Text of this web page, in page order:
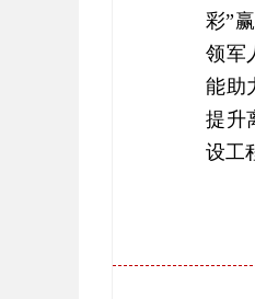
彩”
领军
能助
提升
设工